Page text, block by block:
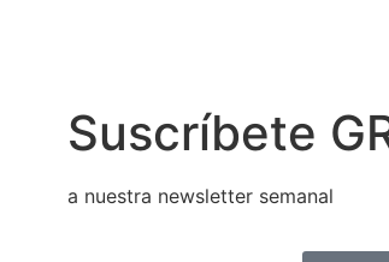
Suscríbete
a nuestra newsletter semanal